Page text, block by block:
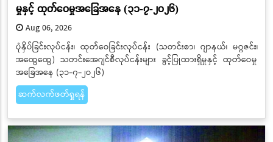
မှုနှင့် ထုတ်ဝေမှုအခြေအနေ (၃၁-၇-၂ဝ၂၆)
Aug 06, 2026
ပုံနှိပ်ခြင်းလုပ်ငန်း၊ ထုတ်ဝေခြင်းလုပ်ငန်း (သတင်းစာ၊ ဂျာနယ်၊ မဂ္ဂဇင်း၊
အထွေထွေ) သတင်းအေဂျင်စီလုပ်ငန်းများ ခွင့်ပြုထားရှိမှုနှင့် ထုတ်ဝေမှု
အခြေအနေ (၃၁-၇-၂ဝ၂၆)
ဆက်လက်ဖတ်ရှုရန်